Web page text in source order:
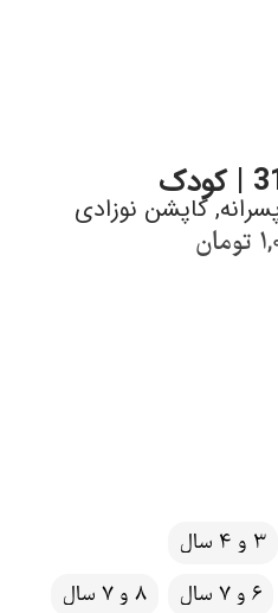
,کاپشن نوزادی
تومان
3 و 4 سال
6 و 7 سال
8 و 7 سال